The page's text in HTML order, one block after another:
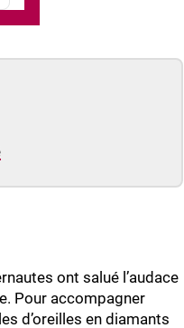
ont salué l’audace
Pour accompagner
d’oreilles en diamants